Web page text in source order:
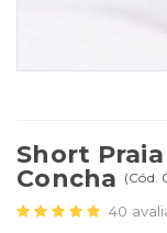
Short
Concha (Cód.
40